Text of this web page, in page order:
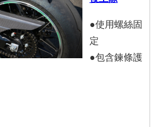
●使用螺絲固
定
●包含鍊條護